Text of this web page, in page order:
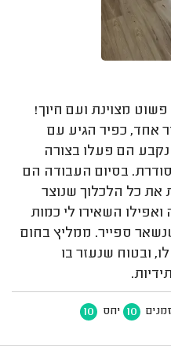
מצוינת ועם חיוך!
אחד, כפיר הגיע עם
הם פעלו בצורה
בסיום העבודה הם
את כל הלכלוך שנוצר
השאירו לי כמות
ספייר. ממליץ בחום
ובטוח שנעזר בו
זמנים 10 יחס 10